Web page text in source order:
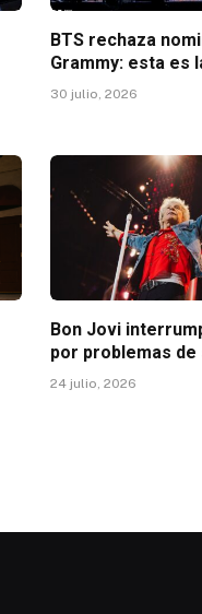
BTS rechaza
Grammy: esta es
30 julio, 2026
Bon Jovi
por problemas de
24 julio, 2026